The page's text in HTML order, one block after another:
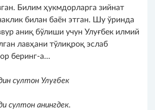
Билим ҳукмдорларга зийнат
билан баён этган. Шу ўринда
аниқ бўлиши учун Улуғбек илмий
лавҳани тўлиқроқ эслаб
беринг-а…
султон Улуғбек
султон анингдек.